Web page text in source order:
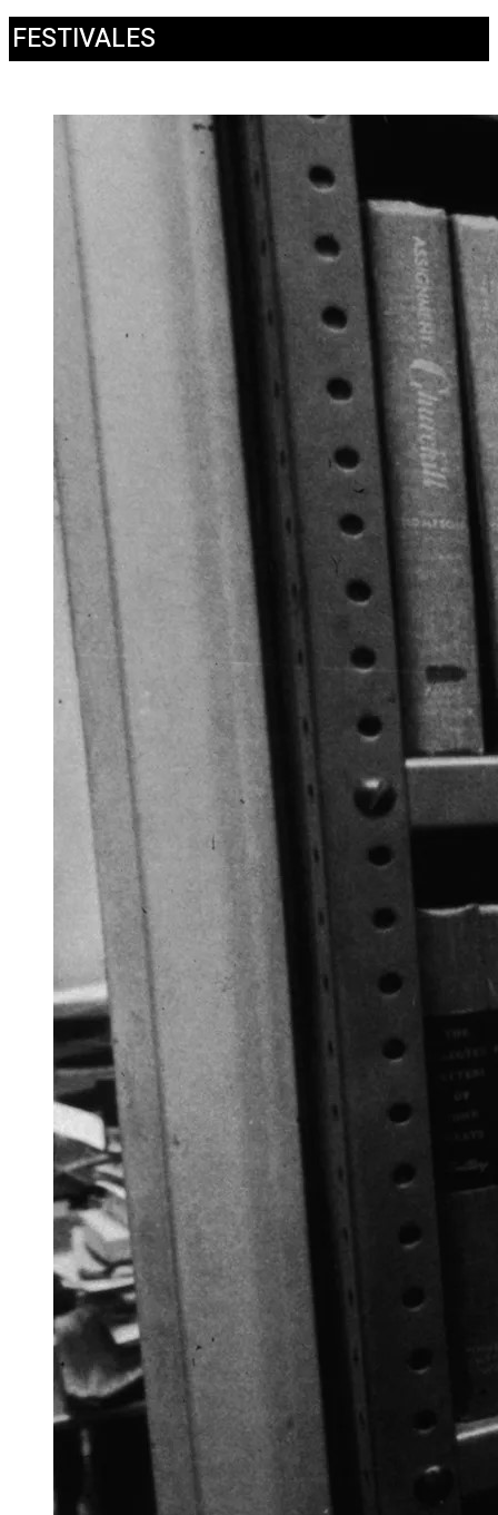
FESTIVALES